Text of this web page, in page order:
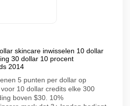
skincare inwisselen 10 dollar
30 dollar 10 procent
2014
5 punten per dollar op
10 dollar credits elke 300
boven $30. 10%